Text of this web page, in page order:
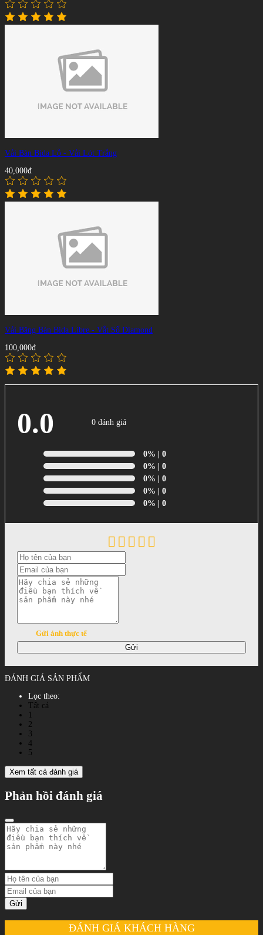
Vải Bàn Bida Lỗ - Vải Lót Trắng
40,000đ
Vải Băng Bàn Bida Libre - Vắt Sổ Diamond
100,000đ
0.0 0 đánh giá
0% | 0
0% | 0
0% | 0
0% | 0
0% | 0
Gửi ảnh thực tế
Gửi
ĐÁNH GIÁ SẢN PHẨM
Lọc theo:
Tất cả
2
3
4
5
Xem tất cả đánh giá
Phản hồi đánh giá
Gửi
ĐÁNH GIÁ KHÁCH HÀNG